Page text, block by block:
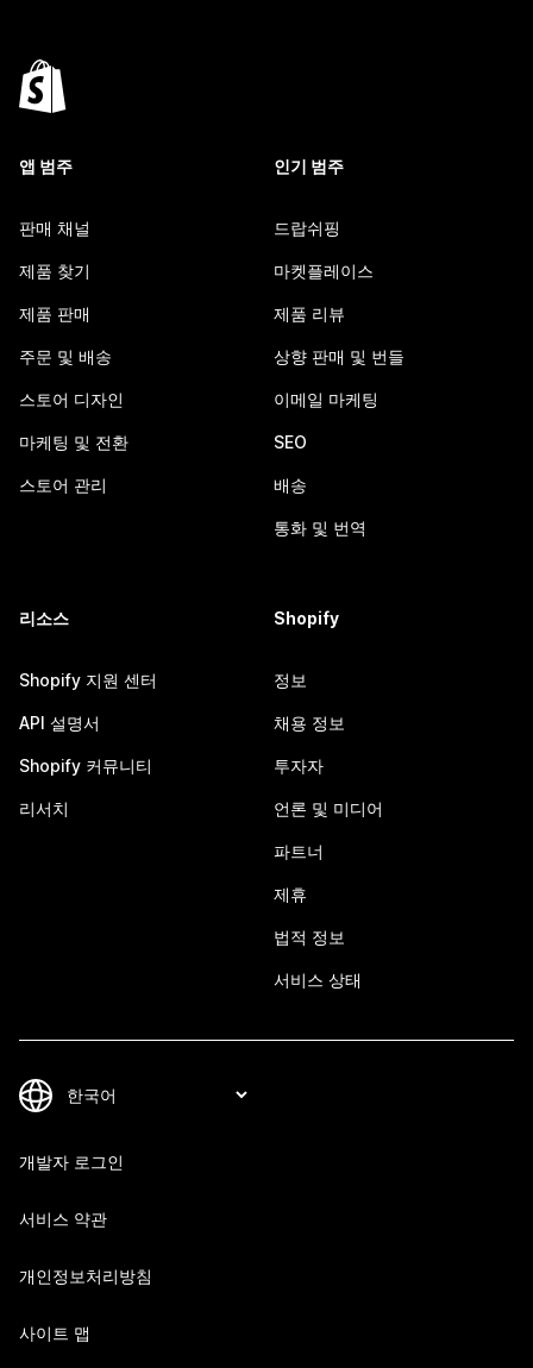
앱 범주
판매 채널
제품 찾기
제품 판매
주문 및 배송
스토어 디자인
마케팅 및 전환
스토어 관리
인기 범주
드랍쉬핑
마켓플레이스
제품 리뷰
상향 판매 및 번들
이메일 마케팅
SEO
배송
통화 및 번역
리소스
Shopify 지원 센터
API 설명서
Shopify 커뮤니티
리서치
Shopify
정보
채용 정보
투자자
언론 및 미디어
파트너
제휴
법적 정보
서비스 상태
개발자 로그인
서비스 약관
개인정보처리방침
사이트 맵